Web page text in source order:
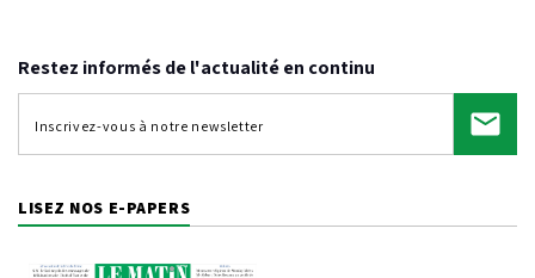
Restez informés de l'actualité en continu
LISEZ NOS E-PAPERS